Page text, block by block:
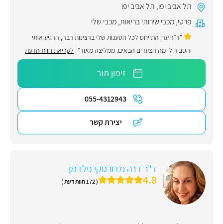
תל אביב יפו, תל אביב יפו
פרטי,מכבי שירותי בריאות,מכבי שלי
"ד״ר ערן התייחס לכל הטענות שלי ברצינות רבה, הרגיע אותי
והסביר לי מה הצעדים הבאים. ממליצה מאוד" לקריאת חוות הדעת
זימון תור
055-4312943
יצירת קשר
ד"ר דנה מדורסקי פלדמן
4.8 ( 172 חוות דעת )